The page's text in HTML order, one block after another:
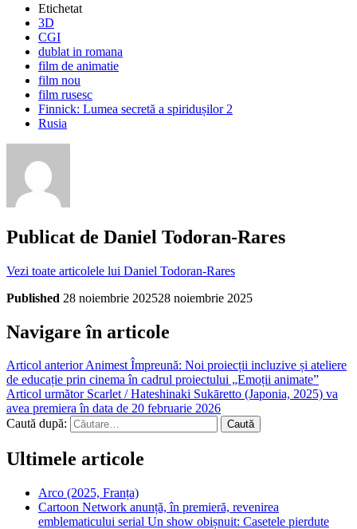
Etichetat
3D
CGI
dublat in romana
film de animatie
film nou
film rusesc
Finnick: Lumea secretă a spiridușilor 2
Rusia
Publicat de Daniel Todoran-Rares
Vezi toate articolele lui Daniel Todoran-Rares
Published 28 noiembrie 202528 noiembrie 2025
Navigare în articole
Articol anteriorAnimest Împreună: Noi proiecții incluzive și ateliere
de educație prin cinema în cadrul proiectului „Emoții animate”
Articol următorScarlet / Hateshinaki Sukāretto (Japonia, 2025) va
avea premiera în data de 20 februarie 2026
Caută după:
Ultimele articole
Arco (2025, Franța)
Cartoon Network anunță, în premieră, revenirea
emblematicului serial Un show obișnuit: Casetele pierdute